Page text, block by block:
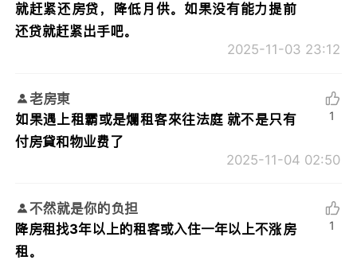
就赶紧还房贷，降低月供。如果没有能力提前
还贷就赶紧出手吧。
2025-11-03 23:12
老房東
如果遇上租霸或是爛租客來往法庭 就不是只有
付房貸和物业费了
2025-11-04 02:50
1
不然就是你的负担
降房租找3年以上的租客或入住一年以上不涨房
租。
1